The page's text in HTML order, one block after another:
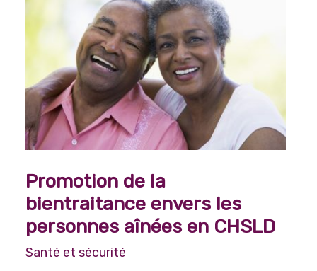
Promotion de la
bientraitance envers les
personnes aînées en CHSLD
Santé et sécurité